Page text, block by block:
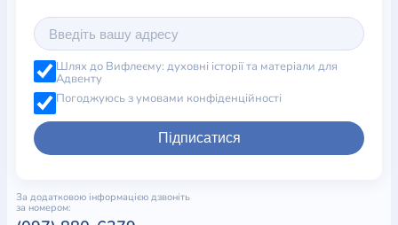
Шлях до Вифлеєму: духовні історії та матеріали для
Адвенту
Погоджуюсь з умовами конфіденційності
Підписатися
За додатковою інформацією дзвоніть
за номером: